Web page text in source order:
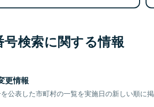
号検索に関する情報
更情報
公表した市町村の一覧を実施日の新しい順に掲